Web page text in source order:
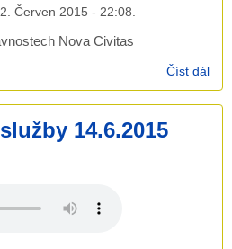
Červen 2015 - 22:08.
Nova Civitas
Číst dál
20.
14.6.2015